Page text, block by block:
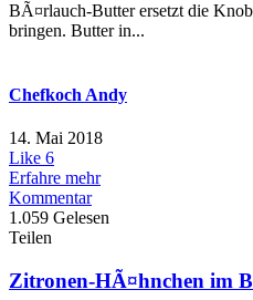
BÃ¤rlauch-Butter ersetzt die
bringen. Butter in...
Chefkoch Andy
14. Mai 2018
Like 6
Erfahre mehr
Kommentar
1.059 Gelesen
Teilen
Zitronen-HÃ¤hnchen im